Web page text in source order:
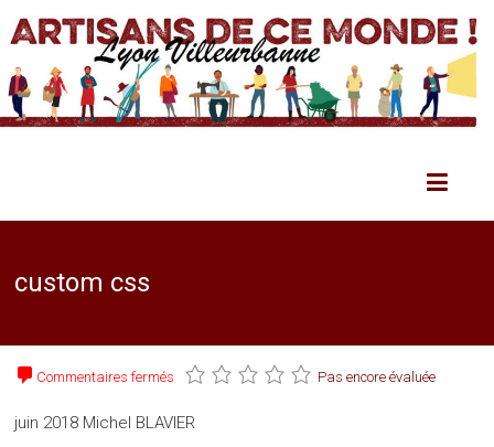
custom css
Commentaires fermés Pas encore évaluée
juin 2018 Michel BLAVIER